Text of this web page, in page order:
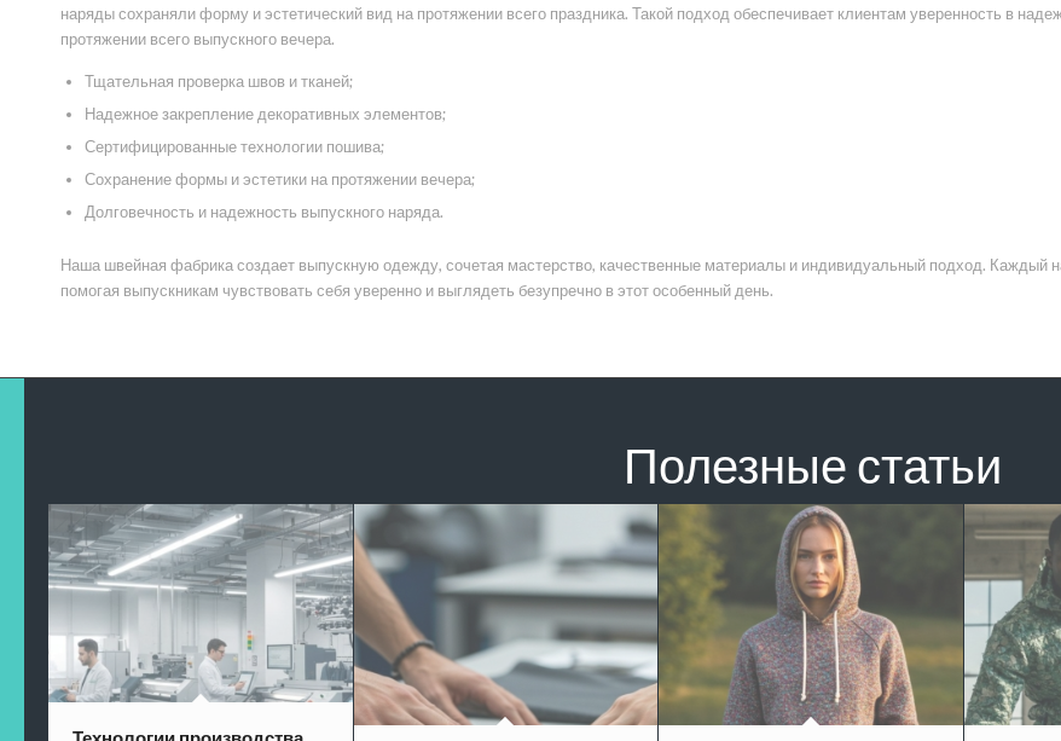
наряды сохраняли форму и эстетический вид на протяжении всего праздника. Такой подход обеспечивает клиентам уверенность в
протяжении всего выпускного вечера.
Тщательная проверка швов и тканей;
Надежное закрепление декоративных элементов;
Сертифицированные технологии пошива;
Сохранение формы и эстетики на протяжении вечера;
Долговечность и надежность выпускного наряда.
Наша швейная фабрика создает выпускную одежду, сочетая мастерство, качественные материалы и индивидуальный подход. Каждый
помогая выпускникам чувствовать себя уверенно и выглядеть безупречно в этот особенный день.
Полезные статьи